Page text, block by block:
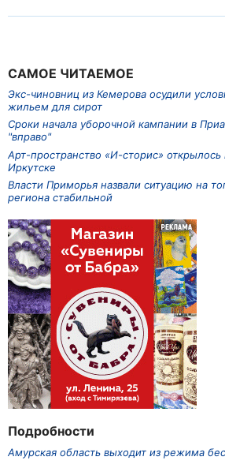
САМОЕ ЧИТАЕМОЕ
Экс-чиновниц из Кемерова осудили
жильем для сирот
Сроки начала уборочной кампании в
"вправо"
Арт-пространство «И-сторис»
Иркутске
Власти Приморья назвали ситуацию на
региона стабильной
Подробности
Амурская область выходит из режима